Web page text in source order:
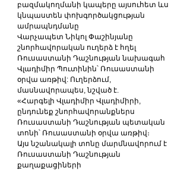
բազմակողմանի կապերը այսուհետ ևս
կնպաստեն փոխգործակցության
ամրապնդմանը
Վարչապետ Նիկոլ Փաշինյանը
շնորհավորական ուղերձ է հղել
Ռուսաստանի Դաշնության նախագահ
Վլադիմիր Պուտինին՝ Ռուսաստանի
օրվա առթիվ: Ուղերձում,
մասնավորապես, նշված է.
«Հարգելի Վլադիմիր Վլադիմիրի,
ընդունեք շնորհավորանքներս
Ռուսաստանի Դաշնության պետական
տոնի՝ Ռուսաստանի օրվա առթիվ։
Այս նշանակալի տոնը մարմնավորում է
Ռուսաստանի Դաշնության
քաղաքացիների